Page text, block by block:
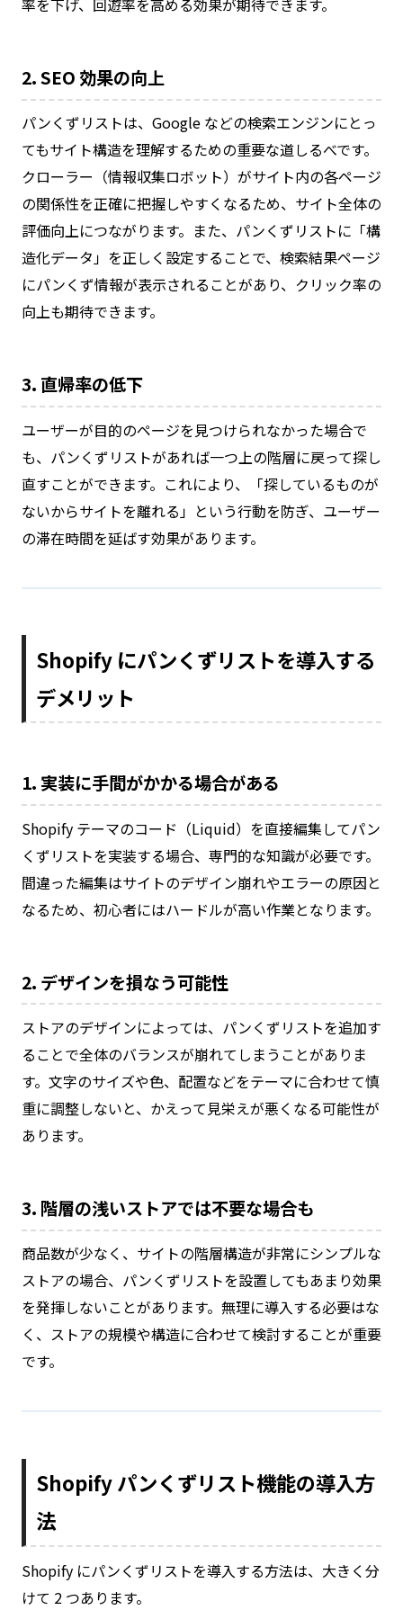
率を下げ、回遊率を高める効果が期待できます。
2. SEO 効果の向上
パンくずリストは、Google などの検索エンジンにとっ
てもサイト構造を理解するための重要な道しるべです。
クローラー（情報収集ロボット）がサイト内の各ページ
の関係性を正確に把握しやすくなるため、サイト全体の
評価向上につながります。また、パンくずリストに「構
造化データ」を正しく設定することで、検索結果ページ
にパンくず情報が表示されることがあり、クリック率の
向上も期待できます。
3. 直帰率の低下
ユーザーが目的のページを見つけられなかった場合で
も、パンくずリストがあれば一つ上の階層に戻って探し
直すことができます。これにより、「探しているものが
ないからサイトを離れる」という行動を防ぎ、ユーザー
の滞在時間を延ばす効果があります。
Shopify にパンくずリストを導入する
デメリット
1. 実装に手間がかかる場合がある
Shopify テーマのコード（Liquid）を直接編集してパン
くずリストを実装する場合、専門的な知識が必要です。
間違った編集はサイトのデザイン崩れやエラーの原因と
なるため、初心者にはハードルが高い作業となります。
2. デザインを損なう可能性
ストアのデザインによっては、パンくずリストを追加す
ることで全体のバランスが崩れてしまうことがありま
す。文字のサイズや色、配置などをテーマに合わせて慎
重に調整しないと、かえって見栄えが悪くなる可能性が
あります。
3. 階層の浅いストアでは不要な場合も
商品数が少なく、サイトの階層構造が非常にシンプルな
ストアの場合、パンくずリストを設置してもあまり効果
を発揮しないことがあります。無理に導入する必要はな
く、ストアの規模や構造に合わせて検討することが重要
です。
Shopify パンくずリスト機能の導入方
法
Shopify にパンくずリストを導入する方法は、大きく分
けて 2 つあります。